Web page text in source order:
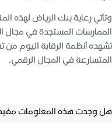
وتأتي رعاية بنك الرياض لهذه
الممارسات المستجدة في مجال
تشهده أنظمة الرقابة اليوم
المتسارعة في المجال الرقمي.
هل وجدت هذه المعلومات